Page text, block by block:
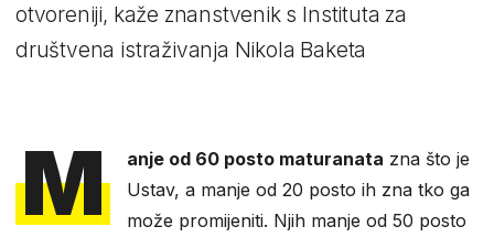
otvoreniji, kaže znanstvenik s Instituta za
društvena istraživanja Nikola Baketa
M anje od 60 posto maturanata zna što je
Ustav, a manje od 20 posto ih zna tko ga
može promijeniti. Njih manje od 50 posto